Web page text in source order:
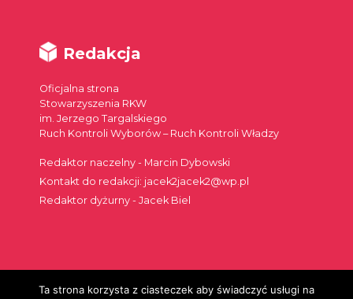
Redakcja
Oficjalna strona
Stowarzyszenia RKW
im. Jerzego Targalskiego
Ruch Kontroli Wyborów – Ruch Kontroli Władzy
Redaktor naczelny - Marcin Dybowski
Kontakt do redakcji: jacek2jacek2@wp.pl
Redaktor dyżurny - Jacek Biel
Ta strona korzysta z ciasteczek aby świadczyć usługi na